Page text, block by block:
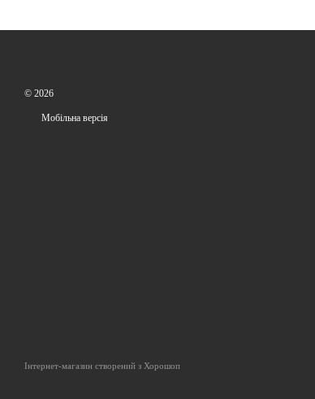
© 2026
Мобільна версія
Інтернет-магазин створений з Хорошоп